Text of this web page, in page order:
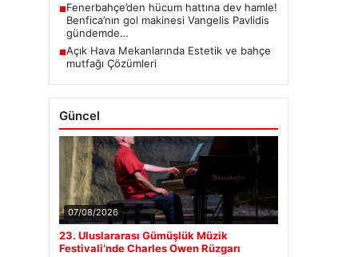
■Fenerbahçe’den hücum hattına dev hamle!
Benfica’nın gol makinesi Vangelis Pavlidis
gündemde…
■Açık Hava Mekanlarında Estetik ve bahçe
mutfağı Çözümleri
Güncel
07/08/2026
23. Uluslararası Gümüşlük Müzik
Festivali’nde Charles Owen Rüzgarı